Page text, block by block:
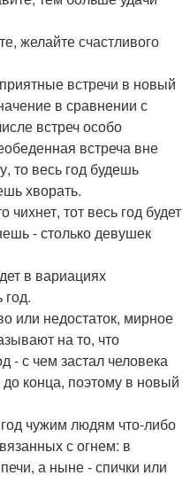
желайте счастливого
встречи в новый
в сравнении с
встреч особо
встреча вне
то весь год будешь
хворать.
тот весь год будет
- столько девушек
в вариациях
год.
или недостаток, мирное
на то, что
- с чем застал человека
конца, поэтому в новый
чужим людям что-либо
с огнем: в
а ныне - спички или